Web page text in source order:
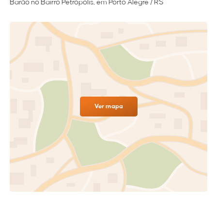
Barão no Bairro Petrópolis, em Porto Alegre / RS
Ver mapa